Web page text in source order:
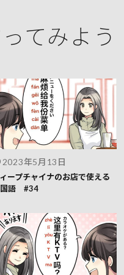
てみよう
2023年5月13日
ープチャイナのお店で使える
国語 #34